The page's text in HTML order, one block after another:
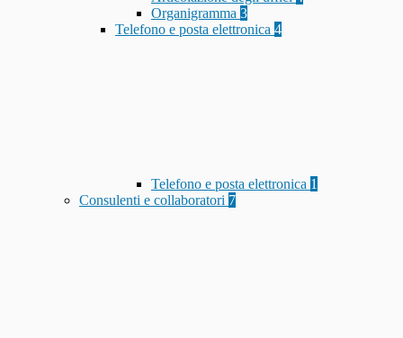
Organigramma 3
Telefono e posta elettronica 4
Telefono e posta elettronica 1
Consulenti e collaboratori 7